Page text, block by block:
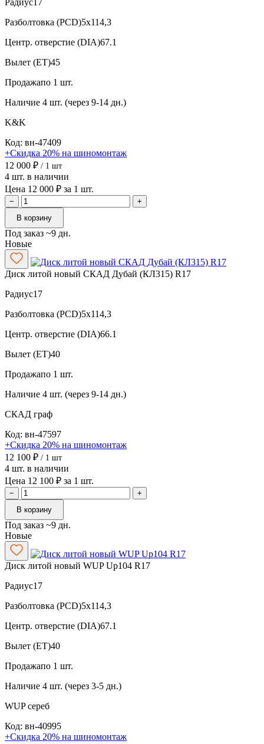
Разболтовка (PCD)5x114,3
Центр. отверстие (DIA)67.1
Вылет (ET)45
Продажапо 1 шт.
Наличие 4 шт. (через 9-14 дн.)
K&K
Код: вн-47409
+Скидка 20% на шиномонтаж
12 000 ₽ / 1 шт
4 шт. в наличии
Цена 12 000 ₽ за 1 шт.
−
+
В корзину
Под заказ ~9 дн.
Новые
Диск литой новый СКАД Дубай (КЛ315) R17
Радиус17
Разболтовка (PCD)5x114,3
Центр. отверстие (DIA)66.1
Вылет (ET)40
Продажапо 1 шт.
Наличие 4 шт. (через 9-14 дн.)
СКАД граф
Код: вн-47597
+Скидка 20% на шиномонтаж
12 100 ₽ / 1 шт
4 шт. в наличии
Цена 12 100 ₽ за 1 шт.
−
+
В корзину
Под заказ ~9 дн.
Новые
Диск литой новый WUP Up104 R17
Радиус17
Разболтовка (PCD)5x114,3
Центр. отверстие (DIA)67.1
Вылет (ET)40
Продажапо 1 шт.
Наличие 4 шт. (через 3-5 дн.)
WUPсереб
Код: вн-40995
+Скидка 20% на шиномонтаж